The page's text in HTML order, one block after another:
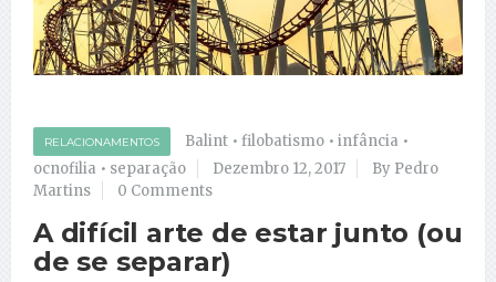
RELACIONAMENTOS Balint • filobatismo • infância •
ocnofilia • separação Dezembro 12, 2017
By Pedro
Martins
0 Comments
A difícil arte de estar junto (ou
de se separar)